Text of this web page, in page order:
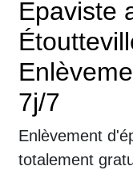
Epaviste
7j/7
Enlèvement
totalement